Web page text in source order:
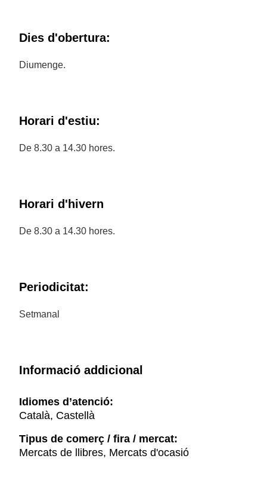
Dies d'obertura:
Diumenge.
Horari d'estiu:
De 8.30 a 14.30 hores.
Horari d'hivern
De 8.30 a 14.30 hores.
Periodicitat:
Setmanal
Informació addicional
Idiomes d’atenció:
Català, Castellà
Tipus de comerç / fira / mercat:
Mercats de llibres, Mercats d'ocasió